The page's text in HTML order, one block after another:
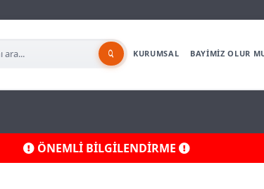
KURUMSAL BAYİMİZ OLUR
ÖNEMLİ BİLGİLENDİRME